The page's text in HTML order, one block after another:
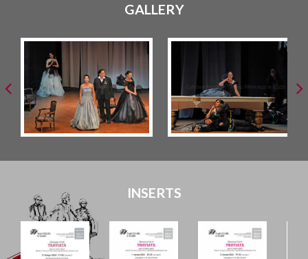
GALLERY
INSERTS